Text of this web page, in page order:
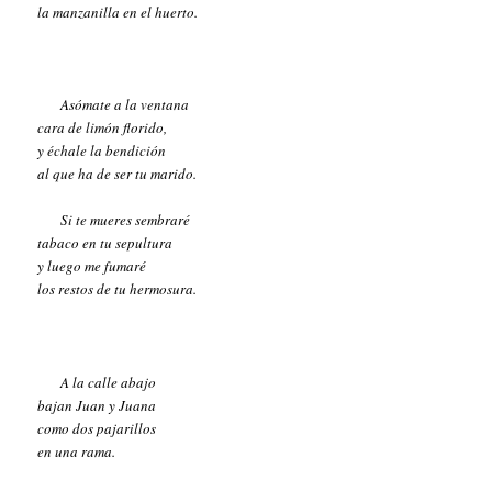
la manzanilla en el huerto.
Asómate a la ventana
cara de limón florido,
y échale la bendición
al que ha de ser tu marido.
Si te mueres sembraré
tabaco en tu sepultura
y luego me fumaré
los restos de tu hermosura.
A la calle abajo
bajan Juan y Juana
como dos pajarillos
en una rama.